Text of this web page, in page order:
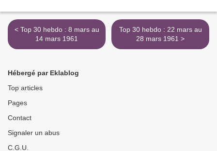
< Top 30 hebdo : 8 mars au
14 mars 1961
Top 30 hebdo : 22 mars au
28 mars 1961 >
Hébergé par Eklablog
Top articles
Pages
Contact
Signaler un abus
C.G.U.